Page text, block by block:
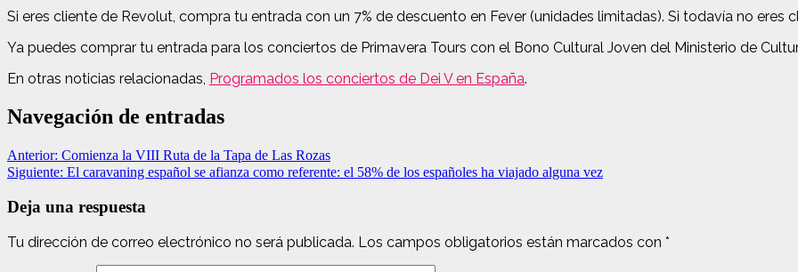
Si eres cliente de Revolut, compra tu entrada con un 7% de descuento en Fever (unidades limitadas). Si todavía no
Ya puedes comprar tu entrada para los conciertos de Primavera Tours con el Bono Cultural Joven del Ministerio de
En otras noticias relacionadas, Programados los conciertos de Dei V en España.
Navegación de entradas
Anterior: Comienza la VIII Ruta de la Tapa de Las Rozas
Siguiente: El caravaning español se afianza como referente: el 58% de los españoles ha viajado alguna vez
Deja una respuesta
Tu dirección de correo electrónico no será publicada. Los campos obligatorios están marcados con *